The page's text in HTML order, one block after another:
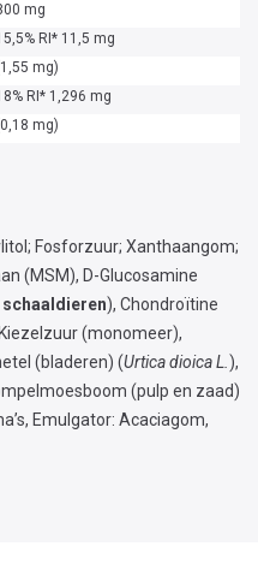
mg
RI* 11,5 mg
mg)
RI* 1,296 mg
mg)
Fosforzuur; Xanthaangom;
(MSM), D-Glucosamine
schaaldieren), Chondroïtine
(monomeer),
(bladeren) (Urtica dioica L.),
(pulp en zaad)
Emulgator: Acaciagom,